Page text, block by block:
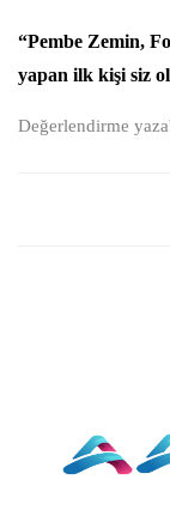
“Pembe Zemin,
yapan ilk kişi siz
Değerlendirme